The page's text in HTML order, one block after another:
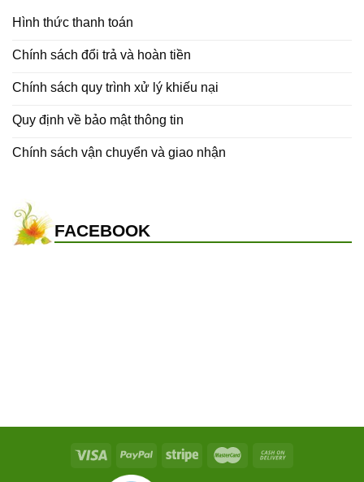
Hình thức thanh toán
Chính sách đổi trả và hoàn tiền
Chính sách quy trình xử lý khiếu nại
Quy định về bảo mật thông tin
Chính sách vận chuyển và giao nhận
FACEBOOK